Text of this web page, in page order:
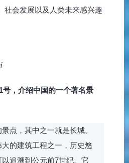
社会发展以及人类未来感兴趣
号，介绍中国的一个著名景
点，其中之一就是长城。
的建筑工程之一，历史悠
追溯到公元前7世纪。它